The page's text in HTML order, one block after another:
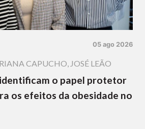
05 ago 2026
CAPUCHO, JOSÉ LEÃO
o papel protetor
os efeitos da obesidade no